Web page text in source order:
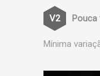
Pouca
Mínima